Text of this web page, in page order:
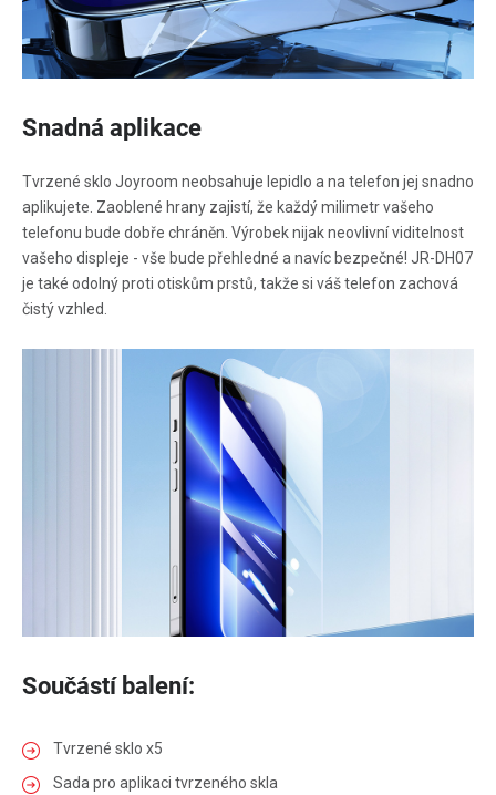
Snadná aplikace
Tvrzené sklo Joyroom neobsahuje lepidlo a na telefon jej snadno
aplikujete. Zaoblené hrany zajistí, že každý milimetr vašeho
telefonu bude dobře chráněn. Výrobek nijak neovlivní viditelnost
vašeho displeje - vše bude přehledné a navíc bezpečné! JR-DH07
je také odolný proti otiskům prstů, takže si váš telefon zachová
čistý vzhled.
Součástí balení:
Tvrzené sklo x5
Sada pro aplikaci tvrzeného skla